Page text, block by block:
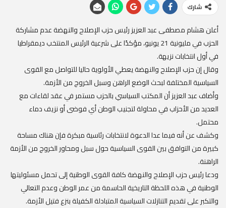
شارك
أعلن هشام مصطفى عبد العزيز رئيس حزب الإصلاح والنهضة عدم مشاركة
الحزب في مليونية 21 يونيو، مؤكدًا على شرعية الرئيس المنتخب ديمقراطيا
في أول انتخابات نزيهة.
وقال إن حزب الإصلاح والنهضة يعطي الأولوية حاليا للتواصل مع القوى
السياسية المختلفة لبحث الوضع الراهن وسبل الخروج من الأزمة.
وأضاف عبد العزيز أن المكتب السياسي بالحزب مستمر في عقد لقاءات مع
العديد من الأحزاب في محاولة لتجنيب الوطن أي فوضى أو نزيف دماء
محتمل.
وكشف عن أنه فيما عدا الدعوة لانتخابات رئاسية مبكرة فإن هناك مساحة
كبيرة من التوافق بين القوى السياسية حول سبل ومحاور الخروج من الأزمة
الراهنة.
ودعا رئيس حزب الإصلاح والنهضة كافة القوى الوطنية إلى تحمل مسئوليتها
الوطنية في هذه اللحظة التاريخية الحاسمة من عمر الوطن وعدم التعالي
والتكبر على تقديم التنازلات السياسية المتبادلة الكفيلة بنزع فتيل الأزمة.